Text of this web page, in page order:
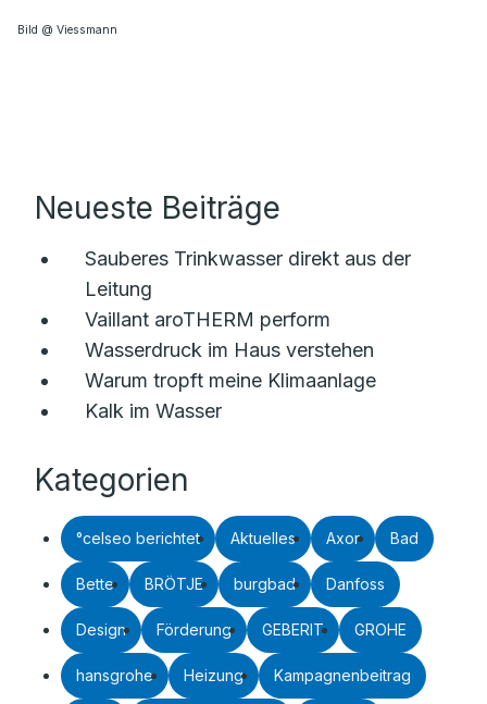
Bild @ Viessmann
Neueste Beiträge
Sauberes Trinkwasser direkt aus der
Leitung
Vaillant aroTHERM perform
Wasserdruck im Haus verstehen
Warum tropft meine Klimaanlage
Kalk im Wasser
Kategorien
°celseo berichtet Aktuelles Axor Bad
Bette BRÖTJE burgbad Danfoss
Design Förderung GEBERIT GROHE
hansgrohe Heizung Kampagnenbeitrag